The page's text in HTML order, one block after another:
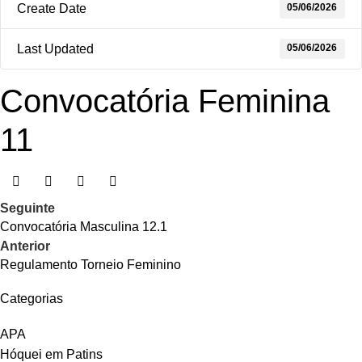
Create Date 05/06/2026
Last Updated 05/06/2026
Convocatória Feminina
11
Seguinte
Convocatória Masculina 12.1
Anterior
Regulamento Torneio Feminino
Categorias
APA
Hóquei em Patins